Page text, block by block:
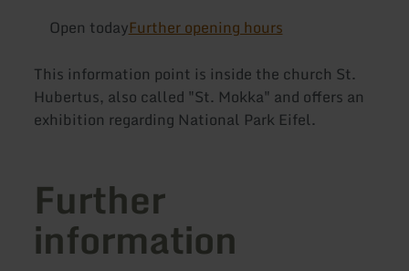
Open todayFurther opening hours
This information point is inside the church St.
Hubertus, also called "St. Mokka" and offers an
exhibition regarding National Park Eifel.
Further
information